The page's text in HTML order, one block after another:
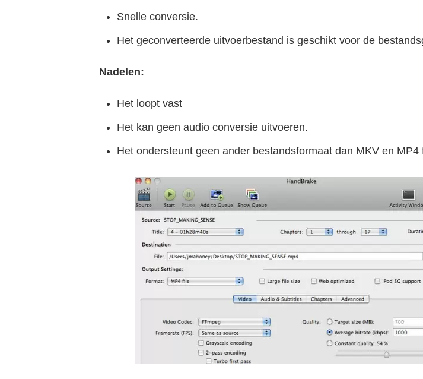
Snelle conversie.
Het geconverteerde uitvoerbestand is geschikt voor de
Nadelen:
Het loopt vast
Het kan geen audio conversie uitvoeren.
Het ondersteunt geen ander bestandsformaat dan MKV en MP4